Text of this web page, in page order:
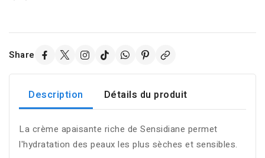
Share
Description Détails du produit
La crème apaisante riche de Sensidiane permet
l'hydratation des peaux les plus sèches et sensibles.